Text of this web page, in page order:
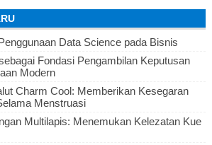
Data Science pada Bisnis
Fondasi Pengambilan Keputusan
Modern
Charm Cool: Memberikan Kesegaran
Menstruasi
Multilapis: Menemukan Kelezatan Kue